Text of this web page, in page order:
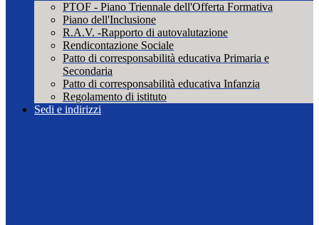
PTOF - Piano Triennale dell'Offerta Formativa
Piano dell'Inclusione
R.A.V. -Rapporto di autovalutazione
Rendicontazione Sociale
Patto di corresponsabilità educativa Primaria e
Secondaria
Patto di corresponsabilità educativa Infanzia
Regolamento di istituto
Sedi e indirizzi